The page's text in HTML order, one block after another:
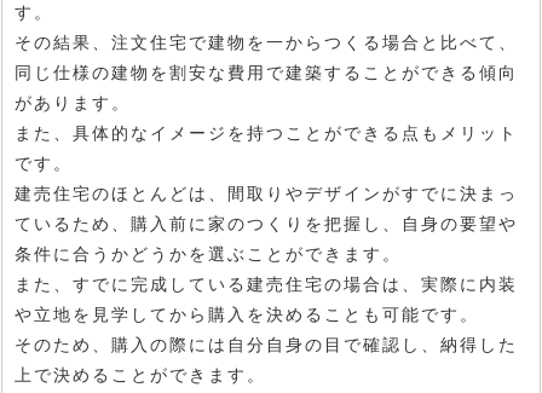
す。
その結果、注文住宅で建物を一からつくる場合と比べて、
同じ仕様の建物を割安な費用で建築することができる傾向
があります。
また、具体的なイメージを持つことができる点もメリット
です。
建売住宅のほとんどは、間取りやデザインがすでに決まっ
ているため、購入前に家のつくりを把握し、自身の要望や
条件に合うかどうかを選ぶことができます。
また、すでに完成している建売住宅の場合は、実際に内装
や立地を見学してから購入を決めることも可能です。
そのため、購入の際には自分自身の目で確認し、納得した
上で決めることができます。